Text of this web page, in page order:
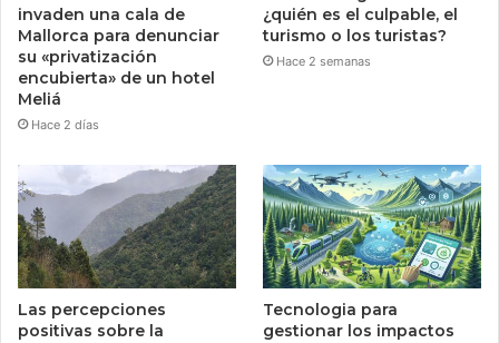
invaden una cala de
Mallorca para denunciar
su «privatización
encubierta» de un hotel
Meliá
Hace 2 días
¿quién es el culpable, el
turismo o los turistas?
Hace 2 semanas
Las percepciones
positivas sobre la
Tecnologia para
gestionar los impactos